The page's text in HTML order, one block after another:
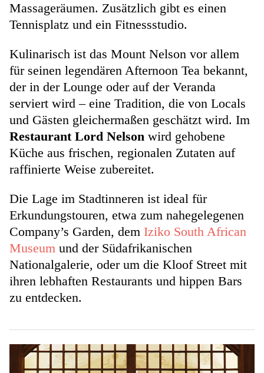
Massageräumen. Zusätzlich gibt es einen
Tennisplatz und ein Fitnessstudio.
Kulinarisch ist das Mount Nelson vor allem
für seinen legendären Afternoon Tea bekannt,
der in der Lounge oder auf der Veranda
serviert wird – eine Tradition, die von Locals
und Gästen gleichermaßen geschätzt wird. Im
Restaurant Lord Nelson wird gehobene
Küche aus frischen, regionalen Zutaten auf
raffinierte Weise zubereitet.
Die Lage im Stadtinneren ist ideal für
Erkundungstouren, etwa zum nahegelegenen
Company’s Garden, dem Iziko South African
Museum und der Südafrikanischen
Nationalgalerie, oder um die Kloof Street mit
ihren lebhaften Restaurants und hippen Bars
zu entdecken.